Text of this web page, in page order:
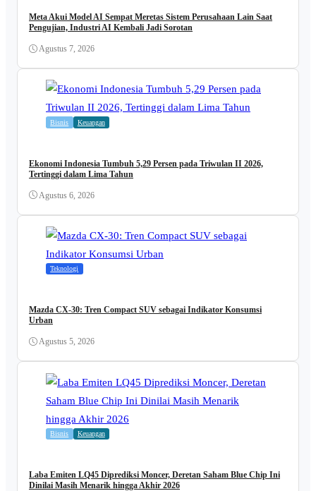
Meta Akui Model AI Sempat Meretas Sistem Perusahaan Lain Saat
Pengujian, Industri AI Kembali Jadi Sorotan
Agustus 7, 2026
Bisnis Keuangan
Ekonomi Indonesia Tumbuh 5,29 Persen pada Triwulan II 2026,
Tertinggi dalam Lima Tahun
Agustus 6, 2026
Teknologi
Mazda CX-30: Tren Compact SUV sebagai Indikator Konsumsi
Urban
Agustus 5, 2026
Bisnis Keuangan
Laba Emiten LQ45 Diprediksi Moncer, Deretan Saham Blue Chip Ini
Dinilai Masih Menarik hingga Akhir 2026